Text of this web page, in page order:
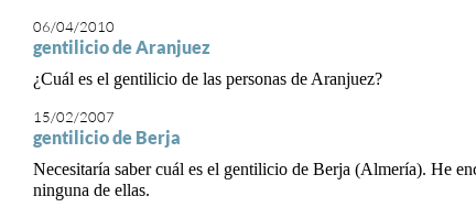
06/04/2010
gentilicio de Aranjuez
¿Cuál es el gentilicio de las personas de Aranjuez?
15/02/2007
gentilicio de Berja
Necesitaría saber cuál es el gentilicio de Berja (Almería). He
ninguna de ellas.